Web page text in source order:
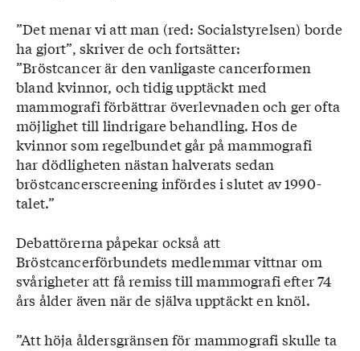
”Det menar vi att man (red: Socialstyrelsen) borde
ha gjort”, skriver de och fortsätter:
”Bröstcancer är den vanligaste cancerformen
bland kvinnor, och tidig upptäckt med
mammografi förbättrar överlevnaden och ger ofta
möjlighet till lindrigare behandling. Hos de
kvinnor som regelbundet går på mammografi
har dödligheten nästan halverats sedan
bröstcancerscreening infördes i slutet av 1990-
talet.”
Debattörerna påpekar också att
Bröstcancerförbundets medlemmar vittnar om
svårigheter att få remiss till mammografi efter 74
års ålder även när de själva upptäckt en knöl.
”Att höja åldersgränsen för mammografi skulle ta